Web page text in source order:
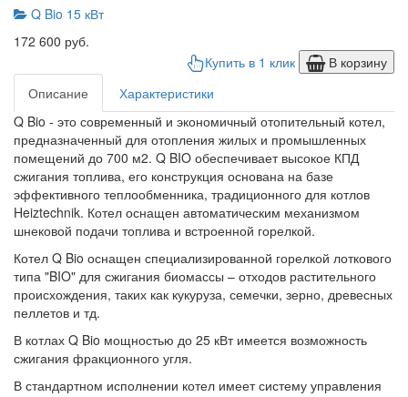
Q Bio 15 кВт
172 600 руб.
Купить в 1 клик
В корзину
Описание
Характеристики
Q Bio - это современный и экономичный отопительный котел,
предназначенный для отопления жилых и промышленных
помещений до 700 м2. Q BIO обеспечивает высокое КПД
сжигания топлива, его конструкция основана на базе
эффективного теплообменника, традиционного для котлов
Heiztechnik. Котел оснащен автоматическим механизмом
шнековой подачи топлива и встроенной горелкой.
Котел Q Bio оснащен специализированной горелкой лоткового
типа "BIO" для сжигания биомассы – отходов растительного
происхождения, таких как кукуруза, семечки, зерно, древесных
пеллетов и тд.
В котлах Q Bio мощностью до 25 кВт имеется возможность
сжигания фракционного угля.
В стандартном исполнении котел имеет систему управления